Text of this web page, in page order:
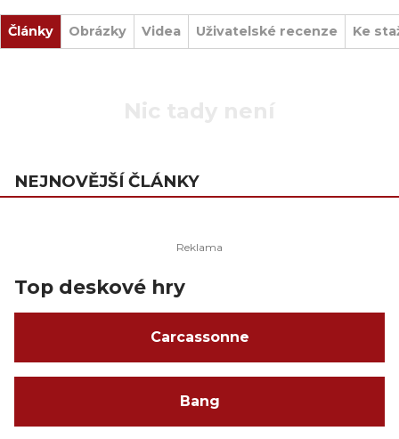
Články Obrázky Videa Uživatelské recenze Ke
NEJNOVĚJŠÍ ČLÁNKY
Top deskové hry
Carcassonne
Bang